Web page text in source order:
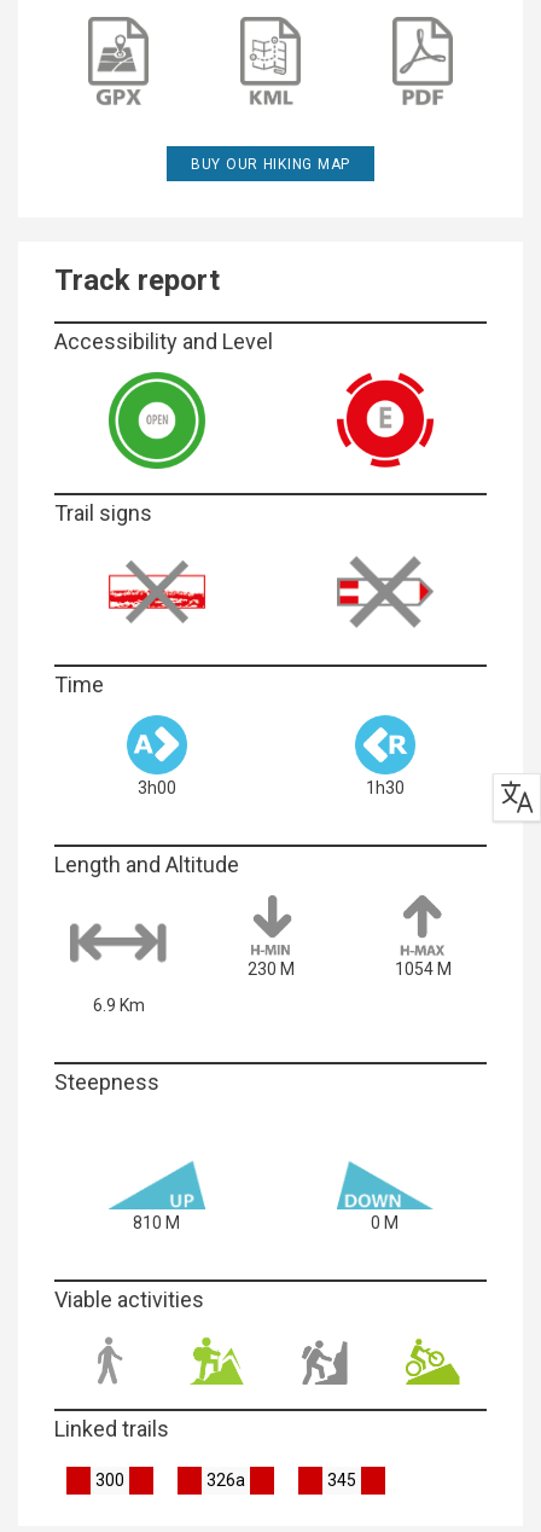
BUY OUR HIKING MAP
Track report
Accessibility and Level
Trail signs
Time
3h00 1h30
Length and Altitude
6.9 Km
230 M 1054 M
Steepness
810 M 0 M
Viable activities
Linked trails
300 326a 345